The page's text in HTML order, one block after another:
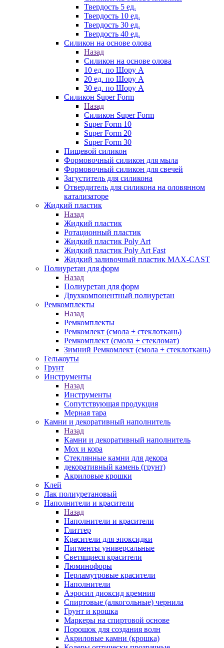
Твердость 5 ед.
Твердость 10 ед.
Твердость 30 ед.
Твердость 40 ед.
Силикон на основе олова
Назад
Силикон на основе олова
10 ед. по Шору А
20 ед. по Шору А
30 ед. по Шору А
Силикон Super Form
Назад
Силикон Super Form
Super Form 10
Super Form 20
Super Form 30
Пищевой силикон
Формовочный силикон для мыла
Формовочный силикон для свечей
Загуститель для силикона
Отвердитель для силикона на оловянном
катализаторе
Жидкий пластик
Назад
Жидкий пластик
Ротационный пластик
Жидкий пластик Poly Art
Жидкий пластик Poly Art Fast
Жидкий заливочный пластик MAX-CAST
Полиуретан для форм
Назад
Полиуретан для форм
Двухкомпонентный полиуретан
Ремкомплекты
Назад
Ремкомплекты
Ремкомлект (смола + стеклоткань)
Ремкомплект (смола + стекломат)
Зимний Ремкомлект (смола + стеклоткань)
Гелькоуты
Грунт
Инструменты
Назад
Инструменты
Сопутствующая продукция
Мерная тара
Камни и декоративный наполнитель
Назад
Камни и декоративный наполнитель
Мох и кора
Стеклянные камни для декора
декоративный камень (грунт)
Акриловые крошки
Клей
Лак полиуретановый
Наполнители и красители
Назад
Наполнители и красители
Глиттер
Красители для эпоксидки
Пигменты универсальные
Светящиеся красители
Люминофоры
Перламутровые красители
Наполнители
Аэросил диоксид кремния
Спиртовые (алкогольные) чернила
Грунт и крошка
Маркеры на спиртовой основе
Порошок для создания волн
Акриловые камни (крошка)